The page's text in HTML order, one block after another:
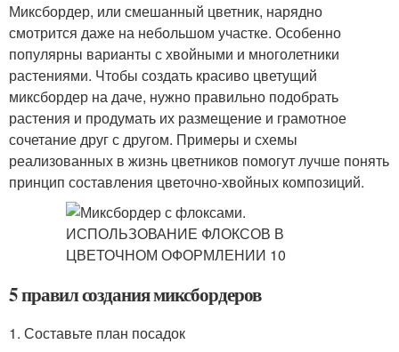
Миксбордер, или смешанный цветник, нарядно
смотрится даже на небольшом участке. Особенно
популярны варианты с хвойными и многолетники
растениями. Чтобы создать красиво цветущий
миксбордер на даче, нужно правильно подобрать
растения и продумать их размещение и грамотное
сочетание друг с другом. Примеры и схемы
реализованных в жизнь цветников помогут лучше понять
принцип составления цветочно-хвойных композиций.
5 правил создания миксбордеров
1. Составьте план посадок